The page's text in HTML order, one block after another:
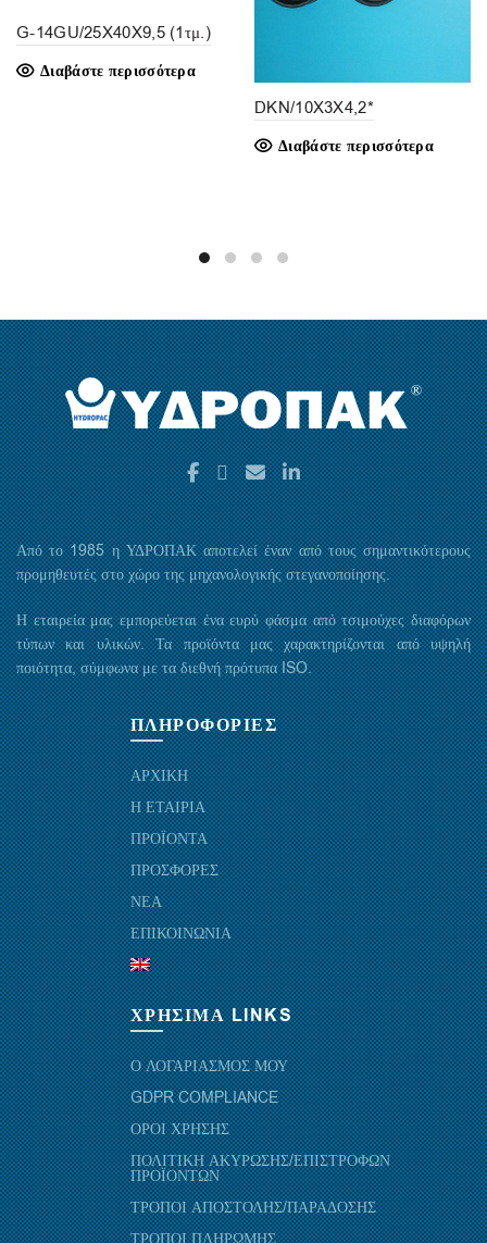
G-14GU/25X40X9,5 (1τμ.)
Διαβάστε περισσότερα
DKN/10X3X4,2*
Διαβάστε περισσότερα
Από το 1985 η ΥΔΡΟΠΑΚ αποτελεί έναν από τους σημαντικότερους
προμηθευτές στο χώρο της μηχανολογικής στεγανοποίησης.
Η εταιρεία μας εμπορεύεται ένα ευρύ φάσμα από τσιμούχες διαφόρων
τύπων και υλικών. Τα προϊόντα μας χαρακτηρίζονται από υψηλή
ποιότητα, σύμφωνα με τα διεθνή πρότυπα ISO.
ΠΛΗΡΟΦΟΡΙΕΣ
ΑΡΧΙΚΗ
Η ΕΤΑΙΡΙΑ
ΠΡΟΪΟΝΤΑ
ΠΡΟΣΦΟΡΕΣ
ΝΕΑ
ΕΠΙΚΟΙΝΩΝΙΑ
ΧΡΗΣΙΜΑ LINKS
Ο ΛΟΓΑΡΙΑΣΜΟΣ ΜΟΥ
GDPR COMPLIANCE
ΟΡΟΙ ΧΡΗΣΗΣ
ΠΟΛΙΤΙΚΗ ΑΚΥΡΩΣΗΣ/ΕΠΙΣΤΡΟΦΩΝ
ΠΡΟΪΟΝΤΩΝ
ΤΡΟΠΟΙ ΑΠΟΣΤΟΛΗΣ/ΠΑΡΑΔΟΣΗΣ
ΤΡΟΠΟΙ ΠΛΗΡΩΜΗΣ